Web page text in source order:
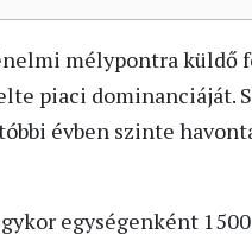
mélypontra küldő
piaci dominanciáját.
évben szinte
egységenként